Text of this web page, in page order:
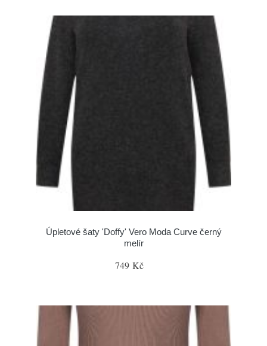
Úpletové šaty 'Doffy' Vero Moda Curve černý
melír
749 Kč